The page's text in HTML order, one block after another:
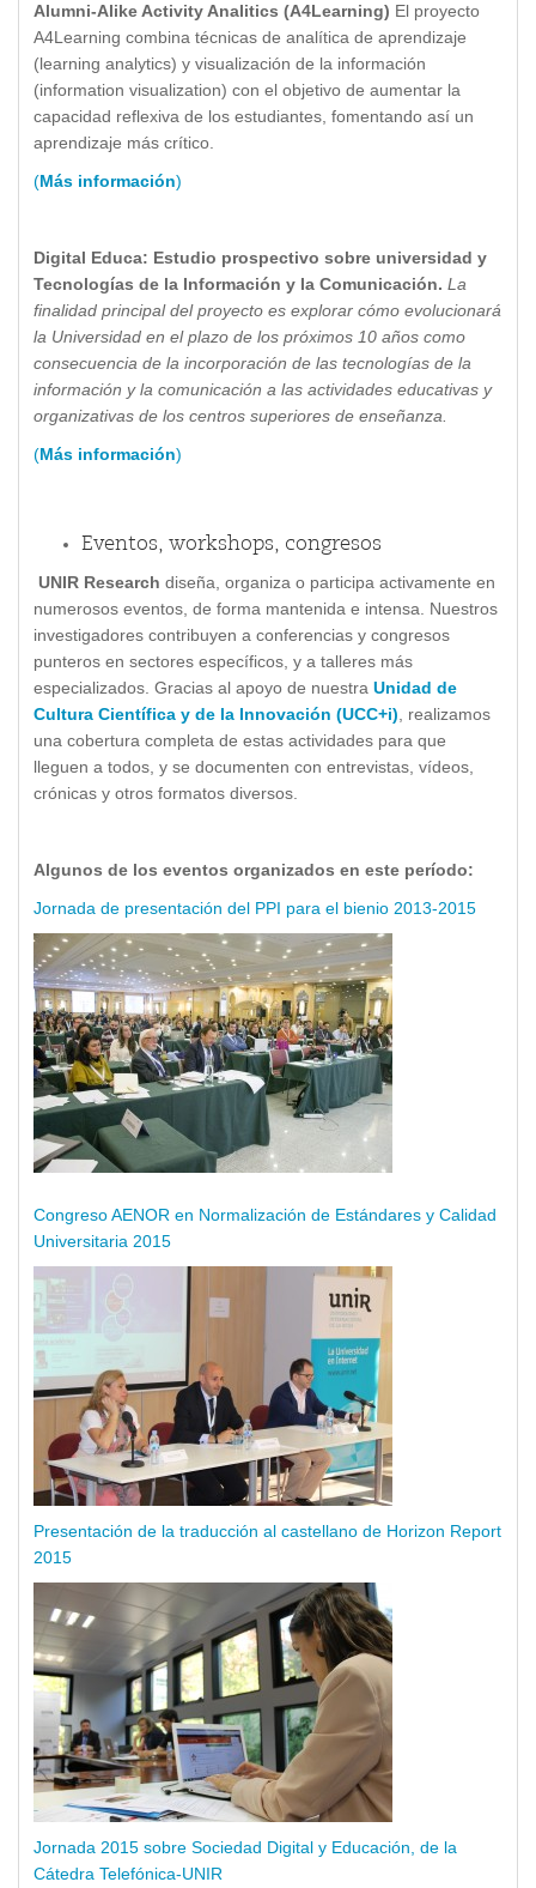
Alumni-Alike Activity Analitics (A4Learning) El proyecto
A4Learning combina técnicas de analítica de aprendizaje
(learning analytics) y visualización de la información
(information visualization) con el objetivo de aumentar la
capacidad reflexiva de los estudiantes, fomentando así un
aprendizaje más crítico.
(Más información)
Digital Educa: Estudio prospectivo sobre universidad y
Tecnologías de la Información y la Comunicación. La
finalidad principal del proyecto es explorar cómo evolucionará
la Universidad en el plazo de los próximos 10 años como
consecuencia de la incorporación de las tecnologías de la
información y la comunicación a las actividades educativas y
organizativas de los centros superiores de enseñanza.
(Más información)
Eventos, workshops, congresos
UNIR Research diseña, organiza o participa activamente en
numerosos eventos, de forma mantenida e intensa. Nuestros
investigadores contribuyen a conferencias y congresos
punteros en sectores específicos, y a talleres más
especializados. Gracias al apoyo de nuestra Unidad de
Cultura Científica y de la Innovación (UCC+i), realizamos
una cobertura completa de estas actividades para que
lleguen a todos, y se documenten con entrevistas, vídeos,
crónicas y otros formatos diversos.
Algunos de los eventos organizados en este período:
Jornada de presentación del PPI para el bienio 2013-2015
Congreso AENOR en Normalización de Estándares y Calidad
Universitaria 2015
Presentación de la traducción al castellano de Horizon Report
2015
Jornada 2015 sobre Sociedad Digital y Educación, de la
Cátedra Telefónica-UNIR